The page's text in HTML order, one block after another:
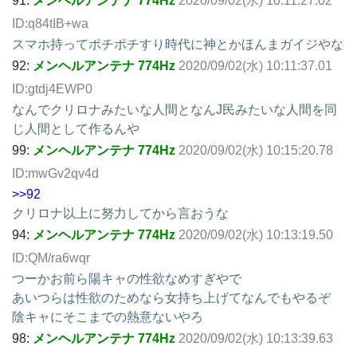
ID:q84tIB+wa
スマホ持ってポチポチすり時代に神とかほんまガイジやな
92: メンヘルアンテナ 774Hz 2020/09/02(水) 10:11:37.01
ID:gtdj4EWP0
なんでクリロナみたいな人間となんJ民みたいな人間を同
じ人間として作るんや
99: メンヘルアンテナ 774Hz 2020/09/02(水) 10:15:20.78
ID:mwGv2qv4d
>>92
クリロナ以上に努力してから言おうな
94: メンヘルアンテナ 774Hz 2020/09/02(水) 10:13:19.50
ID:QM/ra6wqr
つーかお前ら陽キャの性欲なめすぎやで
あいつらは性欲のためなら女持ち上げてなんでもやるぞ
陰キャにそこまでの熱意ないやろ
98: メンヘルアンテナ 774Hz 2020/09/02(水) 10:13:39.63